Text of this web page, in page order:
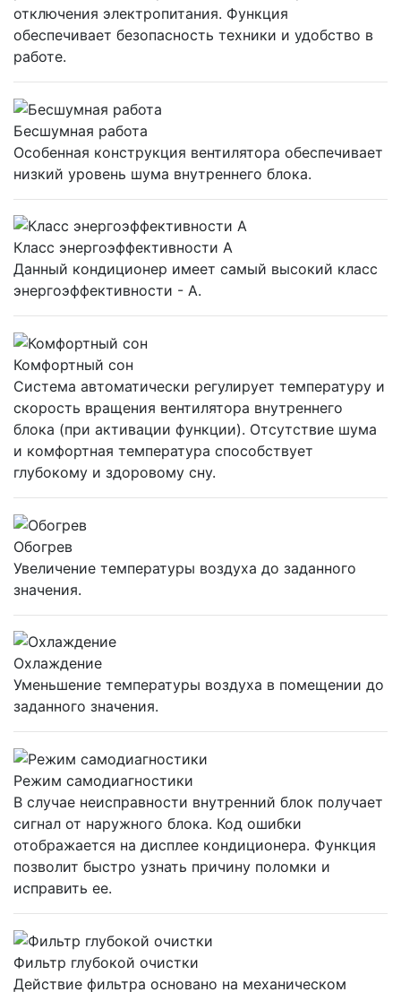
отключения электропитания. Функция
обеспечивает безопасность техники и удобство в
работе.
Бесшумная работа
Особенная конструкция вентилятора обеспечивает
низкий уровень шума внутреннего блока.
Класс энергоэффективности А
Данный кондиционер имеет самый высокий класс
энергоэффективности - А.
Комфортный сон
Система автоматически регулирует температуру и
скорость вращения вентилятора внутреннего
блока (при активации функции). Отсутствие шума
и комфортная температура способствует
глубокому и здоровому сну.
Обогрев
Увеличение температуры воздуха до заданного
значения.
Охлаждение
Уменьшение температуры воздуха в помещении до
заданного значения.
Режим самодиагностики
В случае неисправности внутренний блок получает
сигнал от наружного блока. Код ошибки
отображается на дисплее кондиционера. Функция
позволит быстро узнать причину поломки и
исправить ее.
Фильтр глубокой очистки
Действие фильтра основано на механическом